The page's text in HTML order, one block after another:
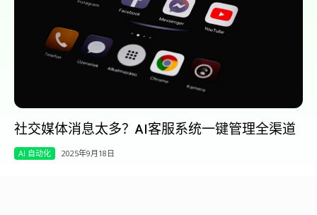
社交媒体消息太多？AI客服系统一键管理全渠道
AI 自动化 2025年9月18日